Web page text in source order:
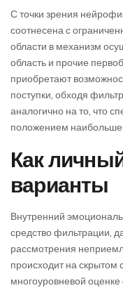
С точки зрения
соотнесена с
области в механизм
область и прочие
приобретают
поступки, обходя
аналогично на то, что
положением
Как
варианты
Внутренний
средство фильтрации,
рассмотрения
происходит на скрытом
многоуровневой оценке